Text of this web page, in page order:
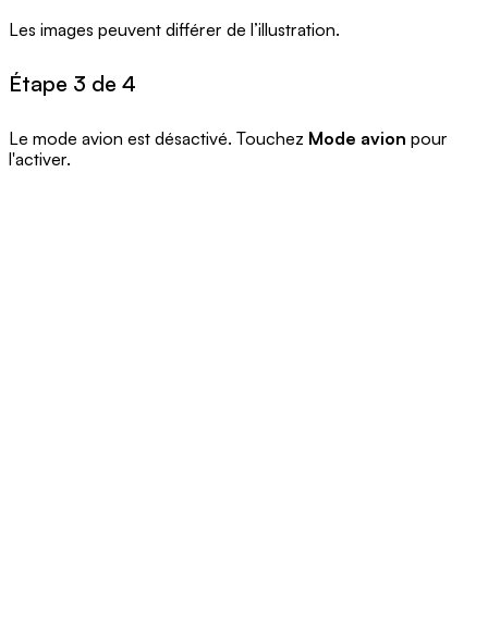
Les images peuvent différer de l’illustration.
Étape 3 de 4
Le mode avion est désactivé. Touchez Mode avion pour
l'activer.